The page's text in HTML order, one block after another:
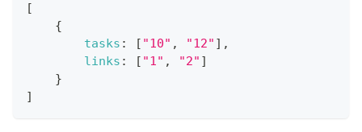
[
{
tasks : [ "10" , "12" ] ,
links : [ "1" , "2" ]
}
]